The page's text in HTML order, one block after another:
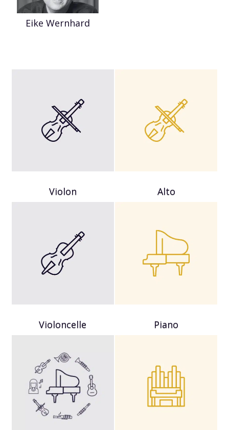
Eike Wernhard
Violon
Violoncelle
Alto
Piano